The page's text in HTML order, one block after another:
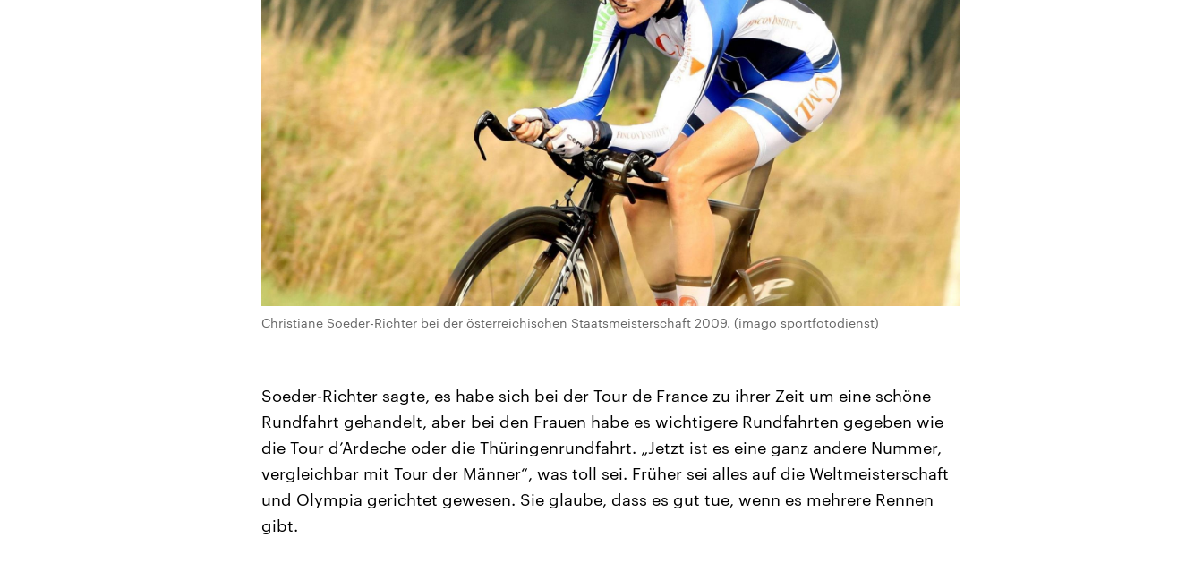
Christiane Soeder-Richter bei der österreichischen Staatsmeisterschaft 2009. (imago sportfotodienst)
Soeder-Richter sagte, es habe sich bei der Tour de France zu ihrer Zeit um eine schöne
Rundfahrt gehandelt, aber bei den Frauen habe es wichtigere Rundfahrten gegeben wie
die Tour d’Ardeche oder die Thüringenrundfahrt. „Jetzt ist es eine ganz andere Nummer,
vergleichbar mit Tour der Männer“, was toll sei. Früher sei alles auf die Weltmeisterschaft
und Olympia gerichtet gewesen. Sie glaube, dass es gut tue, wenn es mehrere Rennen
gibt.